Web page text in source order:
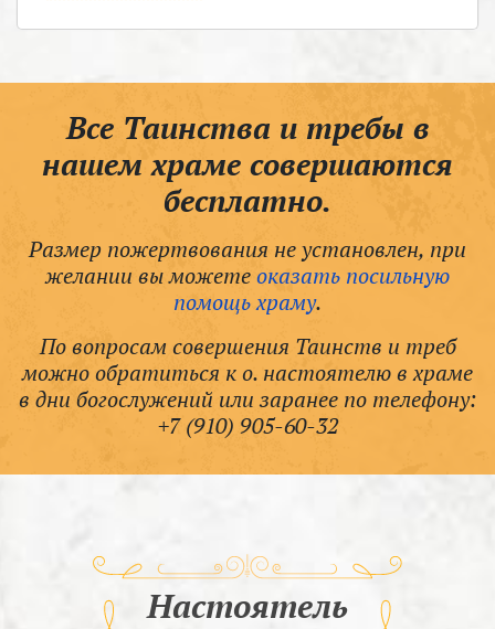
Все Таинства и требы в
нашем храме совершаются
бесплатно.
Размер пожертвования не установлен, при
желании вы можетеоказать посильную
помощь храму.
По вопросам совершения Таинств и треб
можно обратиться к о. настоятелю в храме
в дни богослужений или заранее по телефону:
+7 (910) 905-60-32
Настоятель